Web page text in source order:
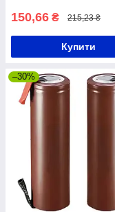
150,66 ₴ 215,23 ₴
Купити
–30%